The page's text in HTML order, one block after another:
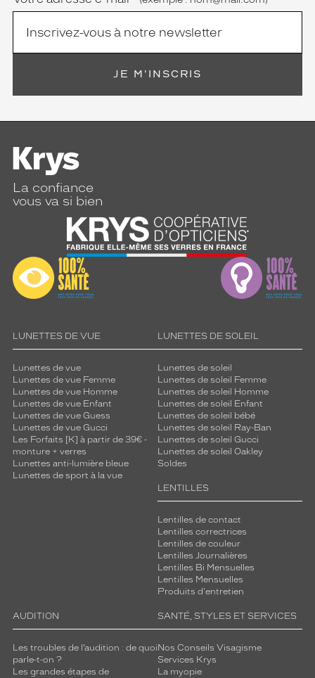
JE M'INSCRIS
La confiance
vous va si bien
LUNETTES DE VUE
Lunettes de vue
Lunettes de vue Femme
Lunettes de vue Homme
Lunettes de vue Enfant
Lunettes de vue Guess
Lunettes de vue Gucci
Les Forfaits [K] à partir de 39€ -
monture + verres
Lunettes anti-lumière bleue
Lunettes de sport à la vue
LUNETTES DE SOLEIL
Lunettes de soleil
Lunettes de soleil Femme
Lunettes de soleil Homme
Lunettes de soleil Enfant
Lunettes de soleil bébé
Lunettes de soleil Ray-Ban
Lunettes de soleil Gucci
Lunettes de soleil Oakley
Soldes
LENTILLES
Lentilles de contact
Lentilles correctrices
Lentilles de couleur
Lentilles Journalières
Lentilles Bi Mensuelles
Lentilles Mensuelles
Produits d'entretien
AUDITION
Les troubles de l’audition : de quoi
parle-t-on ?
Les grandes étapes de
SANTÉ, STYLES ET SERVICES
Nos Conseils Visagisme
Services Krys
La myopie